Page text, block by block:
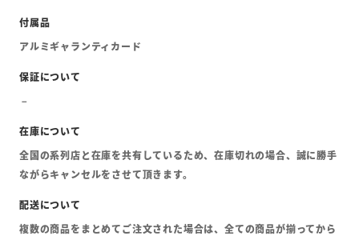
アルミギャランティカード
全国の系列店と在庫を共有しているため、在庫切れの場合、誠に勝手
ながらキャンセルをさせて頂きます。
複数の商品をまとめてご注文された場合は、全ての商品が揃ってから